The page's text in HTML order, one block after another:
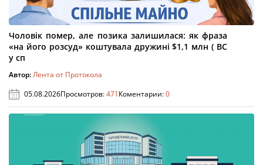
Чоловік помер, але позика залишилася: як фраза
«на його розсуд» коштувала дружині $1,1 млн ( ВС
у сп
Автор:Лента от Протокола
05.08.2026Просмотров:471Коментарии:0